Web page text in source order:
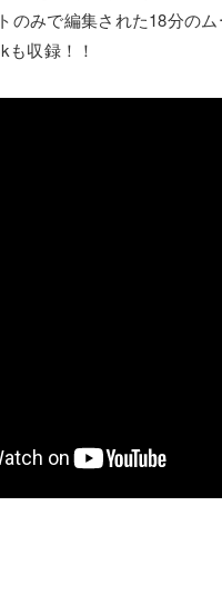
のみで編集された18分のム
も収録！！